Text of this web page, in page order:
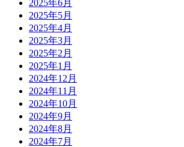
2025年6月
2025年5月
2025年4月
2025年3月
2025年2月
2025年1月
2024年12月
2024年11月
2024年10月
2024年9月
2024年8月
2024年7月